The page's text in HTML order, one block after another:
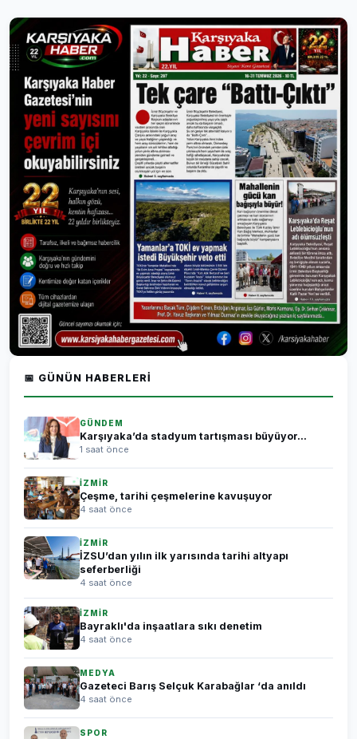
📅 GÜNÜN HABERLERI
GÜNDEM
Karşıyaka’da stadyum tartışması büyüyor...
1 saat önce
İZMİR
Çeşme, tarihi çeşmelerine kavuşuyor
4 saat önce
İZMİR
İZSU’dan yılın ilk yarısında tarihi altyapı
seferberliği
4 saat önce
İZMİR
Bayraklı'da inşaatlara sıkı denetim
4 saat önce
MEDYA
Gazeteci Barış Selçuk Karabağlar ‘da anıldı
4 saat önce
SPOR